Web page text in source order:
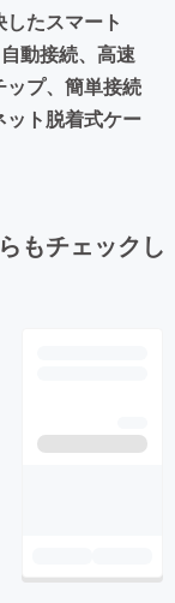
たスマート
動接続、高速
プ、簡単接続
ト脱着式ケー
もチェックし